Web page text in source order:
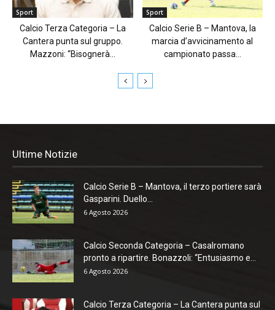
Sport
Calcio Terza Categoria – La
Cantera punta sul gruppo.
Mazzoni: “Bisognerà...
Sport
Calcio Serie B – Mantova, la
marcia d’avvicinamento al
campionato passa...
Ultime Notizie
Calcio Serie B – Mantova, il terzo portiere sarà
Gasparini. Duello...
6 Agosto 2026
Calcio Seconda Categoria – Casalromano
pronto a ripartire. Bonazzoli: “Entusiasmo e...
6 Agosto 2026
Calcio Terza Categoria – La Cantera punta sul